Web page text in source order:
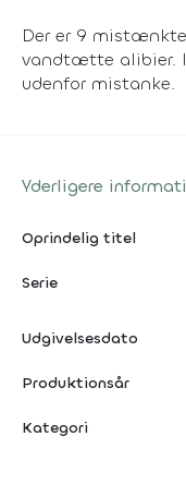
Der er 9
vandtætte alibier.
udenfor mistanke.
Yderligere
Oprindelig titel
Serie
Udgivelsesdato
Produktionsår
Kategori